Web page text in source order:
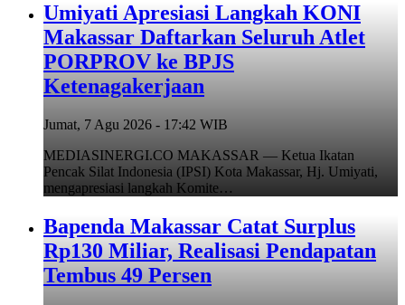
Umiyati Apresiasi Langkah KONI
Makassar Daftarkan Seluruh Atlet
PORPROV ke BPJS
Ketenagakerjaan
Jumat, 7 Agu 2026 - 17:42 WIB
MEDIASINERGI.CO MAKASSAR — Ketua Ikatan
Pencak Silat Indonesia (IPSI) Kota Makassar, Hj. Umiyati,
mengapresiasi langkah Komite…
Bapenda Makassar Catat Surplus
Rp130 Miliar, Realisasi Pendapatan
Tembus 49 Persen